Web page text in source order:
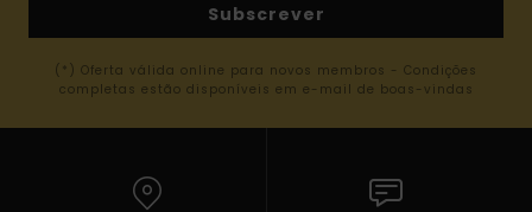
Subscrever
(*) Oferta válida online para novos membros - Condições
completas estão disponíveis em e-mail de boas-vindas